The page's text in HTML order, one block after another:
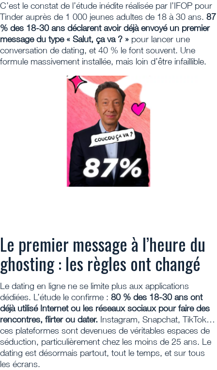
C’est le constat de l’étude inédite réalisée par l’IFOP pour
Tinder auprès de 1 000 jeunes adultes de 18 à 30 ans. 87
% des 18-30 ans déclarent avoir déjà envoyé un premier
message du type « Salut, ça va ? » pour lancer une
conversation de dating, et 40 % le font souvent. Une
formule massivement installée, mais loin d’être infaillible.
Le premier message à l’heure du
ghosting : les règles ont changé
Le dating en ligne ne se limite plus aux applications
dédiées. L’étude le confirme : 80 % des 18-30 ans ont
déjà utilisé Internet ou les réseaux sociaux pour faire des
rencontres, flirter ou dater. Instagram, Snapchat, TikTok…
ces plateformes sont devenues de véritables espaces de
séduction, particulièrement chez les moins de 25 ans. Le
dating est désormais partout, tout le temps, et sur tous
les écrans.